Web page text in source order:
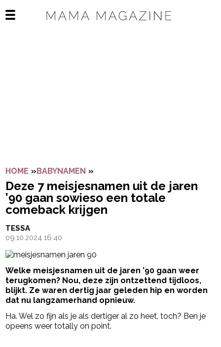
Open het mobiele menu
HOME »BABYNAMEN »
Deze 7 meisjesnamen uit de jaren
’90 gaan sowieso een totale
comeback krijgen
TESSA
09.10.2024 16:40
Welke meisjesnamen uit de jaren ’90 gaan weer
terugkomen? Nou, deze zijn ontzettend tijdloos,
blijkt. Ze waren dertig jaar geleden hip en worden
dat nu langzamerhand opnieuw.
Ha. Wel zo fijn als je als dertiger al zo heet, toch? Ben je
opeens weer totally on point.